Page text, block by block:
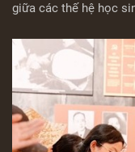
giữa các thế hệ học